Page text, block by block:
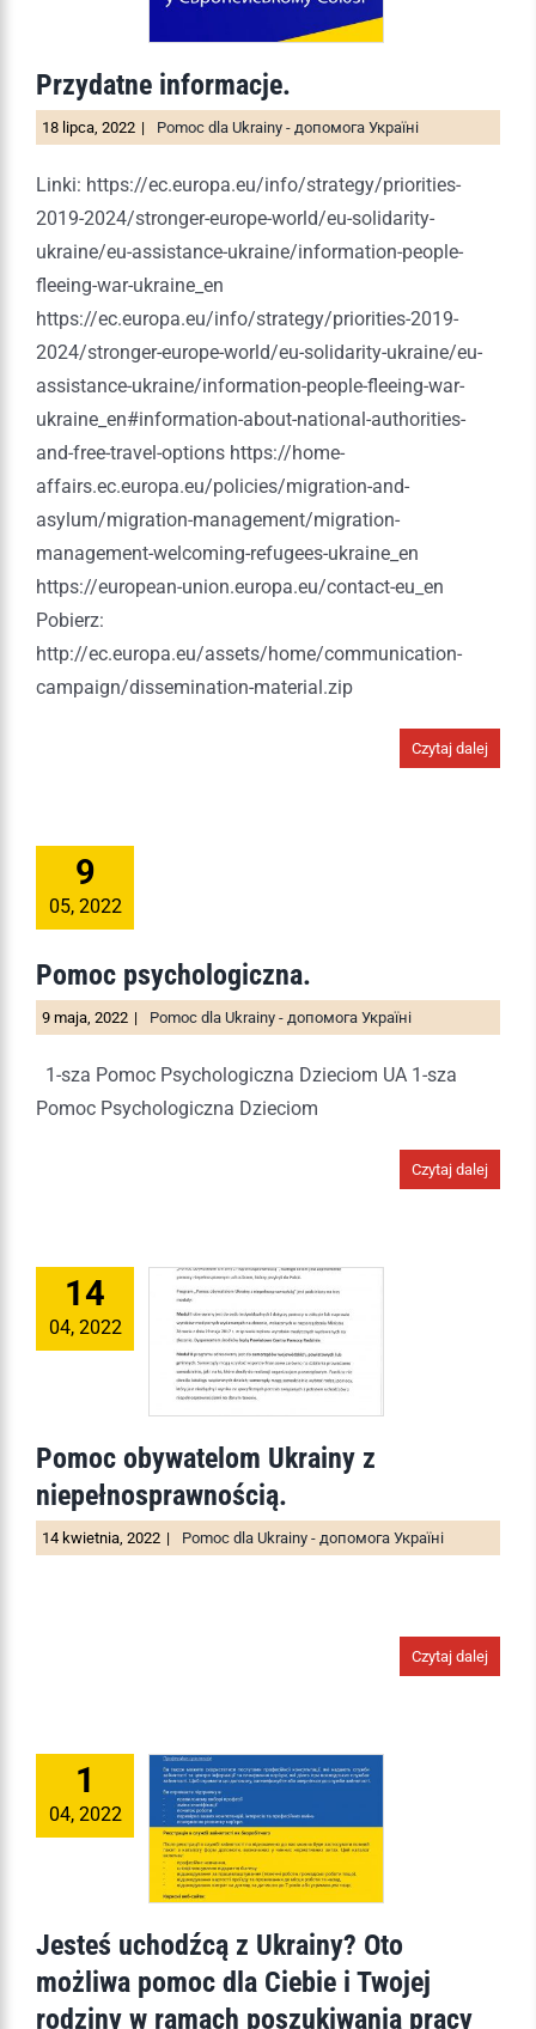
Przydatne informacje.
18 lipca, 2022 | Pomoc dla Ukrainy - допомога Україні
Linki: https://ec.europa.eu/info/strategy/priorities-
2019-2024/stronger-europe-world/eu-solidarity-
ukraine/eu-assistance-ukraine/information-people-
fleeing-war-ukraine_en
https://ec.europa.eu/info/strategy/priorities-2019-
2024/stronger-europe-world/eu-solidarity-ukraine/eu-
assistance-ukraine/information-people-fleeing-war-
ukraine_en#information-about-national-authorities-
and-free-travel-options https://home-
affairs.ec.europa.eu/policies/migration-and-
asylum/migration-management/migration-
management-welcoming-refugees-ukraine_en
https://european-union.europa.eu/contact-eu_en
Pobierz:
http://ec.europa.eu/assets/home/communication-
campaign/dissemination-material.zip
Czytaj dalej
9
05, 2022
Pomoc psychologiczna.
9 maja, 2022 | Pomoc dla Ukrainy - допомога Україні
1-sza Pomoc Psychologiczna Dzieciom UA 1-sza
Pomoc Psychologiczna Dzieciom
Czytaj dalej
14
04, 2022
Pomoc obywatelom Ukrainy z
niepełnosprawnością.
14 kwietnia, 2022 | Pomoc dla Ukrainy - допомога Україні
Czytaj dalej
1
04, 2022
Jesteś uchodźcą z Ukrainy? Oto
możliwa pomoc dla Ciebie i Twojej
rodziny w ramach poszukiwania pracy